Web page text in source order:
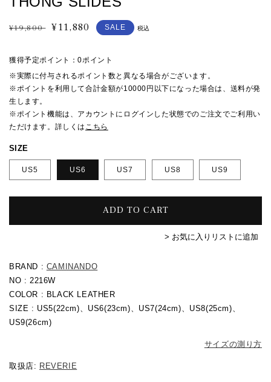
通
価
格
¥19,800
セ
ル
価
格
¥11,880 SALE 税込
獲得予定ポイント：0ポイント
※実際に付与されるポイント数と異なる場合がございます。
※ポイントを利用して合計金額が10000円以下になった場合は、送料が発
生します。
※ポイント機能は、アカウントにログインした状態でのご注文でご利用い
ただけます。詳しくは こちら
SIZE
US5 US6 US7 US8 US9
ADD TO CART
> お気に入りリストに追加
BRAND : CAMINANDO
NO : 2216W
COLOR : BLACK LEATHER
SIZE : US5(22cm)、US6(23cm)、US7(24cm)、US8(25cm)、
US9(26cm)
サイズの測り方
取扱店: REVERIE